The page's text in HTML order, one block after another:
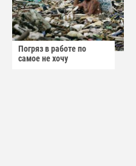
Погряз в работе по
самое не хочу